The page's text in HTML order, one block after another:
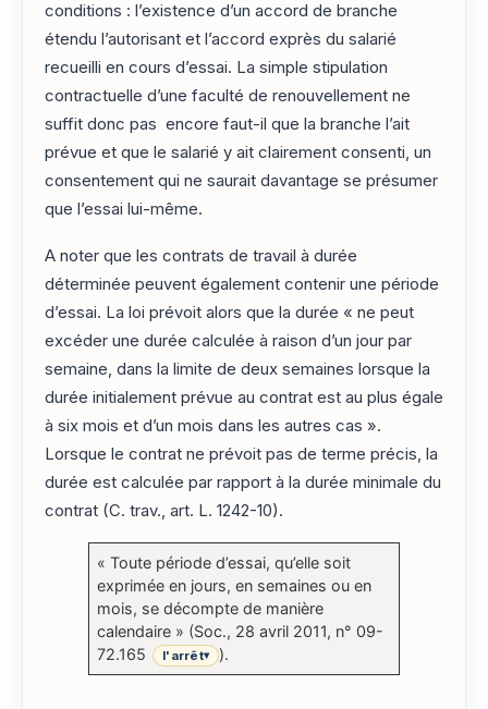
conditions : l’existence d’un accord de branche
étendu l’autorisant et l’accord exprès du salarié
recueilli en cours d’essai. La simple stipulation
contractuelle d’une faculté de renouvellement ne
suffit donc pas encore faut-il que la branche l’ait
prévue et que le salarié y ait clairement consenti, un
consentement qui ne saurait davantage se présumer
que l’essai lui-même.
A noter que les contrats de travail à durée
déterminée peuvent également contenir une période
d’essai. La loi prévoit alors que la durée « ne peut
excéder une durée calculée à raison d’un jour par
semaine, dans la limite de deux semaines lorsque la
durée initialement prévue au contrat est au plus égale
à six mois et d’un mois dans les autres cas ».
Lorsque le contrat ne prévoit pas de terme précis, la
durée est calculée par rapport à la durée minimale du
contrat (C. trav., art. L. 1242-10).
« Toute période d’essai, qu’elle soit
exprimée en jours, en semaines ou en
mois, se décompte de manière
calendaire » (Soc., 28 avril 2011, n° 09-
72.165
l'arrêt▾ ).